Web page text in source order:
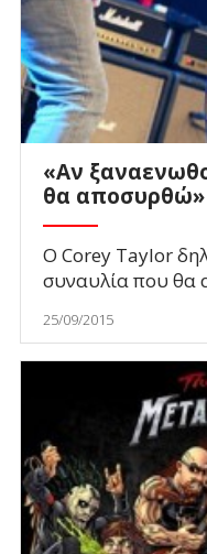
«Aν
θα αποσυρθώ»
Ο Corey Taylor
συναυλία που θα
25/09/2015